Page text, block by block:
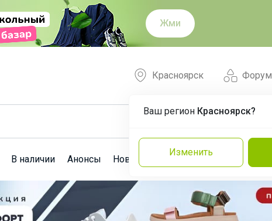
Жми
Форум
Красноярск
Ваш регион Красноярск?
Изменить
В наличии Анонсы Новости Команда